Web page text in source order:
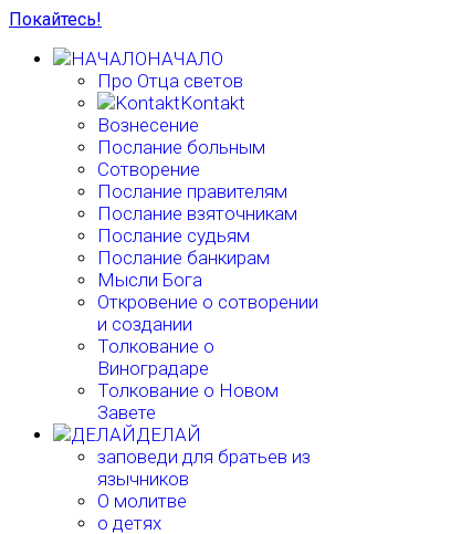
Покайтесь!
НАЧАЛО
Про Отца светов
Kontakt
Вознесение
Послание больным
Сотворение
Послание правителям
Послание взяточникам
Послание судьям
Послание банкирам
Мысли Бога
Откровение о сотворении
и создании
Толкование о
Виноградаре
Толкование о Новом
Завете
ДЕЛАЙ
заповеди для братьев из
язычников
О молитве
о детях